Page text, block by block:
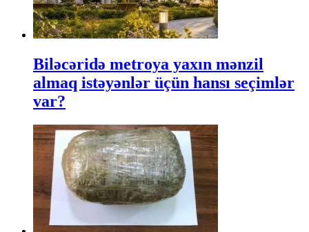
Biləcəridə metroya yaxın mənzil
almaq istəyənlər üçün hansı seçimlər
var?